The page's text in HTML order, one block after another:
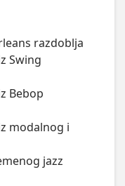
razdoblja
Swing
Bebop
modalnog i
jazz